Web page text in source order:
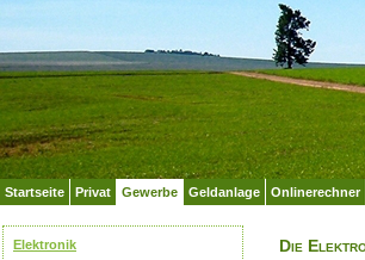
Startseite Privat Gewerbe Geldanlage Onlinerechner
Elektronik
Die